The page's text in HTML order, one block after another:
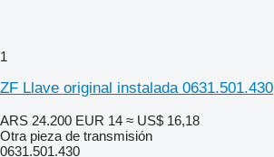
1
ZF Llave original instalada 0631.501.430
ARS 24.200 EUR 14 ≈ US$ 16,18
Otra pieza de transmisión
0631.501.430